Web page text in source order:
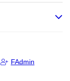
FAdmin